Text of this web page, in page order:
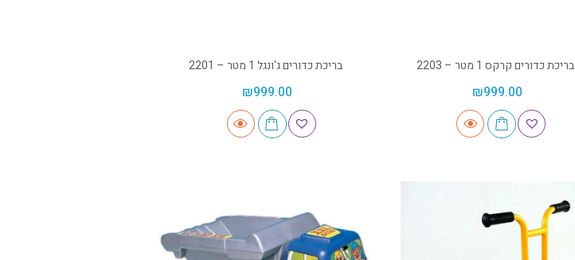
בריכת כדורים קרקס 1 מטר – 2203
₪999.00
בריכת כדורים ג'ונגל 1 מטר – 2201
₪999.00